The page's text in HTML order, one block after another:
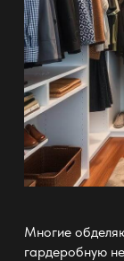
Многие
гардеробную